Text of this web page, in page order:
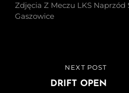
Zdjęcia Z Meczu LKS Naprzód
Gaszowice
NawigacjaNEXT POST
DRIFT OPEN